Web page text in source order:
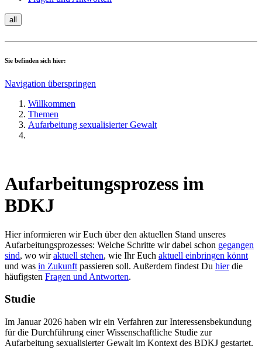
all
Sie befinden sich hier:
Navigation überspringen
Willkommen
Themen
Aufarbeitung sexualisierter Gewalt
Aufarbeitungsprozess im
BDKJ
Hier informieren wir Euch über den aktuellen Stand unseres
Aufarbeitungsprozesses: Welche Schritte wir dabei schon gegangen
sind, wo wiraktuell stehen, wie Ihr Euch aktuell einbringen könnt
und was in Zukunft passieren soll. Außerdem findest Du hierdie
häufigsten Fragen und Antworten.
Studie
Im Januar 2026 haben wir ein Verfahren zur Interessensbekundung
für die Durchführung einer Wissenschaftliche Studie zur
Aufarbeitung sexualisierter Gewalt im Kontext des BDKJ gestartet.